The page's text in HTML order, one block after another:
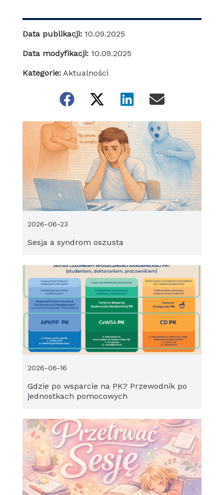
Data publikacji: 10.09.2025
Data modyfikacji: 10.09.2025
Kategorie: Aktualności
Sesja a syndrom oszusta
2026-06-23
Gdzie po wsparcie na PK? Przewodnik po
jednostkach pomocowych
2026-06-16